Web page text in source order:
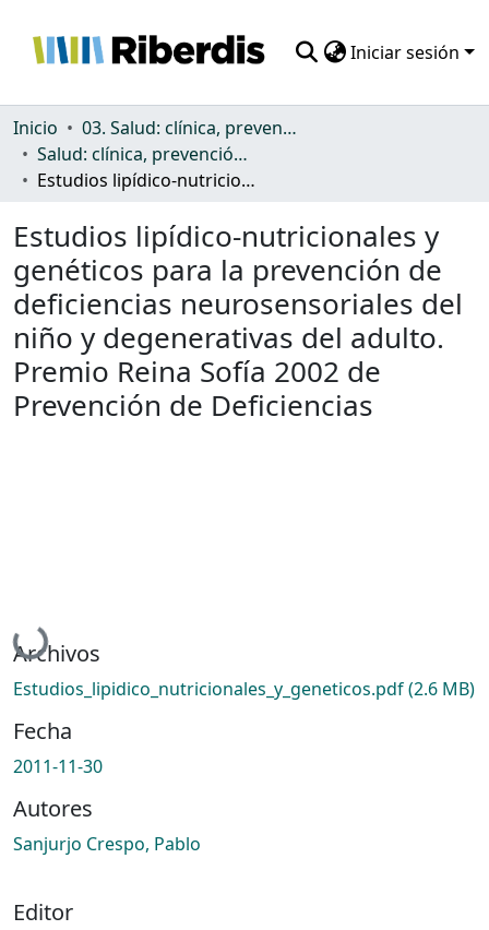
Iniciar sesión
Comunidades
Todo DSpace
Inicio
03. Salud: clínica, prevención, atención sanitaria y (re)habilitación
Salud: clínica, prevención, atención sanitaria y (re)habilitación
Estudios lipídico-nutricionales y genéticos para la prevención de deficiencias neurosensoriales del niño y degenerativas del adulto. Premio Reina Sofía 2002 de Prevención de Deficiencias
Estudios lipídico-nutricionales y
genéticos para la prevención de
deficiencias neurosensoriales del
niño y degenerativas del adulto.
Premio Reina Sofía 2002 de
Prevención de Deficiencias
Cargando...
Archivos
Estudios_lipidico_nutricionales_y_geneticos.pdf(2.6 MB)
Fecha
2011-11-30
Autores
Sanjurjo Crespo, Pablo
Editor